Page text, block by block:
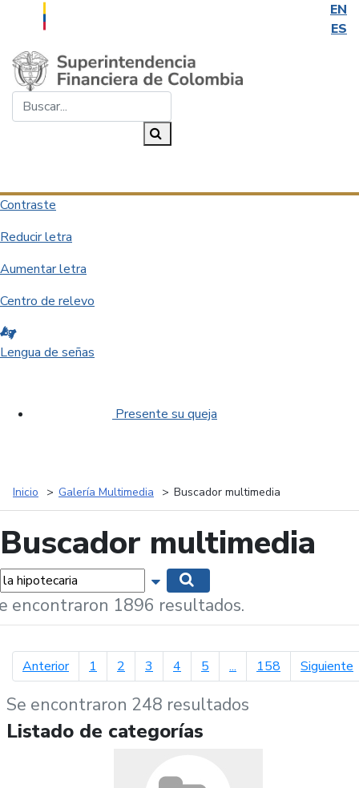
EN
ES
Saltar al contenido principal
Contraste
Reducir letra
Aumentar letra
Centro de relevo
Lengua de señas
Presente su queja
Inicio Galería Multimedia Buscador multimedia
Buscador multimedia
Mostrar opciones de búsqueda
encontraron 1896 resultados.
Anteriorpágina anterior
1 2 3 4 5 ... 158 Siguiente
Se encontraron 248 resultados
Listado de categorías